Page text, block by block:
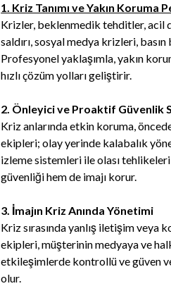
1. Kriz Tanımı ve Yakın Koruma
Krizler, beklenmedik tehditler, acil
saldırı, sosyal medya krizleri,
Profesyonel yaklaşımla, yakın
hızlı çözüm yolları geliştirir.
2. Önleyici ve Proaktif Güvenlik
Kriz anlarında etkin koruma,
ekipleri; olay yerinde kalabalık
izleme sistemleri ile olası
güvenliği hem de imajı korur.
3. İmajın Kriz Anında Yönetimi
Kriz sırasında yanlış iletişim veya
ekipleri, müşterinin medyaya ve
etkileşimlerde kontrollü ve güven
olur.